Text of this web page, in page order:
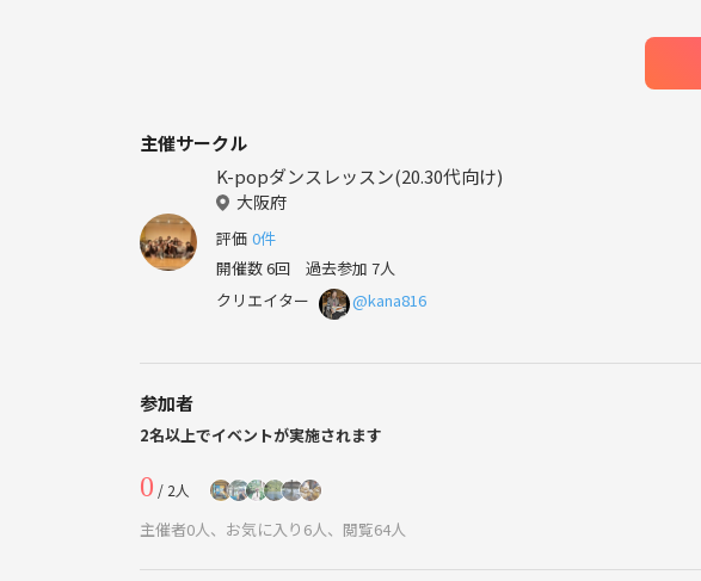
主催サークル
K-popダンスレッスン(20.30代向け)
大阪府
評価 0件
開催数 6回 過去参加 7人
クリエイター
@kana816
参加者
2名以上でイベントが実施されます
0 / 2人
主催者0人、お気に入り6人、閲覧64人